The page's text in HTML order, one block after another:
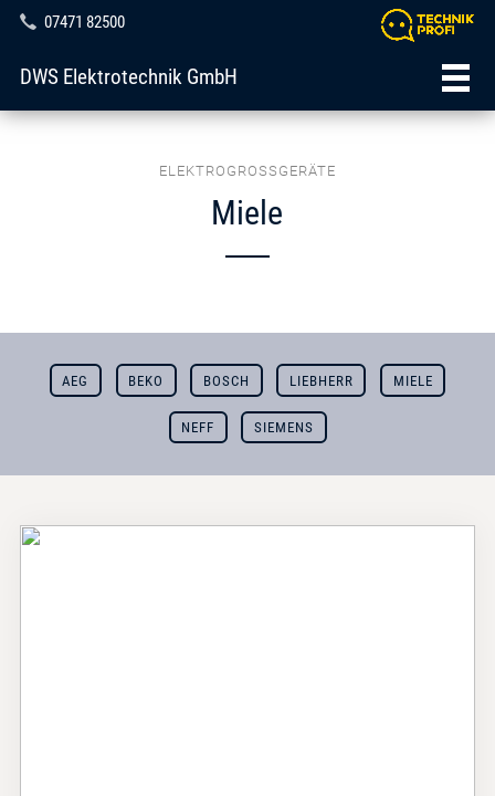
07471 82500
DWS Elektrotechnik GmbH
ELEKTROGROSSGERÄTE
Miele
AEG BEKO BOSCH LIEBHERR MIELE
NEFF SIEMENS